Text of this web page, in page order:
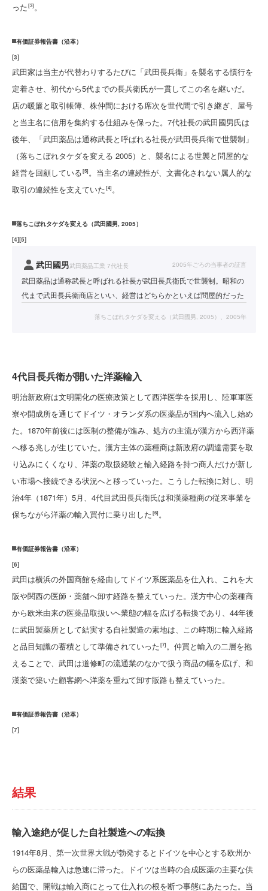
った[3]。
有価証券報告書（沿革）
[3]
武田家は当主が代替わりするたびに「武田長兵衛」を襲名する慣行を
定着させ、初代から5代までの長兵衛氏が一貫してこの名を継いだ。
店の暖簾と取引帳簿、株仲間における席次を世代間で引き継ぎ、屋号
と当主名に信用を集約する仕組みを保った。7代社長の武田國男氏は
後年、「武田薬品は通称武長と呼ばれる社長が武田長兵衛で世襲制」
（落ちこぼれタケダを変える 2005）と、襲名による世襲と問屋的な
経営を回顧している[5]。当主名の連続性が、文書化されない属人的な
取引の連続性を支えていた[4]。
落ちこぼれタケダを変える（武田國男, 2005）
[4][5]
武田國男武田薬品工業 7代社長 2005年ごろの当事者の証言
武田薬品は通称武長と呼ばれる社長が武田長兵衛氏で世襲制。昭和の
代まで武田長兵衛商店といい、経営はどちらかといえば問屋的だった
落ちこぼれタケダを変える（武田國男, 2005）、2005年
4代目長兵衛が開いた洋薬輸入
明治新政府は文明開化の医療政策として西洋医学を採用し、陸軍軍医
寮や開成所を通じてドイツ・オランダ系の医薬品が国内へ流入し始め
た。1870年前後には医制の整備が進み、処方の主流が漢方から西洋薬
へ移る兆しが生じていた。漢方主体の薬種商は新政府の調達需要を取
り込みにくくなり、洋薬の取扱経験と輸入経路を持つ商人だけが新し
い市場へ接続できる状況へと移っていった。こうした転換に対し、明
治4年（1871年）5月、4代目武田長兵衛氏は和漢薬種商の従来事業を
保ちながら洋薬の輸入買付に乗り出した[6]。
有価証券報告書（沿革）
[6]
武田は横浜の外国商館を経由してドイツ系医薬品を仕入れ、これを大
阪や関西の医師・薬舗へ卸す経路を整えていった。漢方中心の薬種商
から欧米由来の医薬品取扱いへ業態の幅を広げる転換であり、44年後
に武田製薬所として結実する自社製造の素地は、この時期に輸入経路
と品目知識の蓄積として準備されていった[7]。仲買と輸入の二層を抱
えることで、武田は道修町の流通業のなかで扱う商品の幅を広げ、和
漢薬で築いた顧客網へ洋薬を重ねて卸す販路も整えていった。
有価証券報告書（沿革）
[7]
結果
輸入途絶が促した自社製造への転換
1914年8月、第一次世界大戦が勃発するとドイツを中心とする欧州か
らの医薬品輸入は急速に滞った。ドイツは当時の合成医薬の主要な供
給国で、開戦は輸入商にとって仕入れの根を断つ事態にあたった。当